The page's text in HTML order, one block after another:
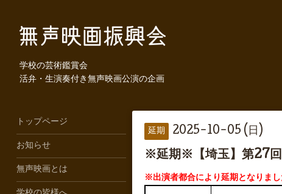
学校の芸術鑑賞会
活弁・生演奏付き無声映画公演の企画
延期 2025-10-05 (日)
※延期※【埼玉】第27回
※出演者都合により延期となりま
トップページ
お知らせ
無声映画とは